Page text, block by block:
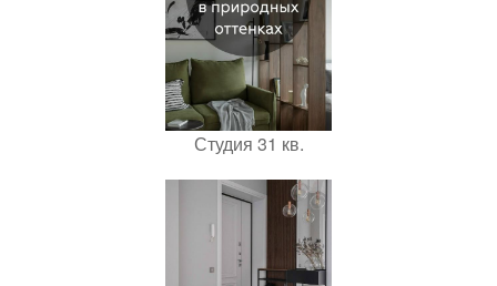
Студия 31 кв.